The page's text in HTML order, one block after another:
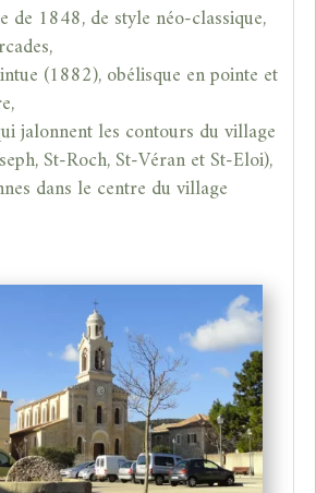
de 1848, de style néo-classique,
(1882), obélisque en pointe et
jalonnent les contours du village
St-Roch, St-Véran et St-Eloi),
dans le centre du village